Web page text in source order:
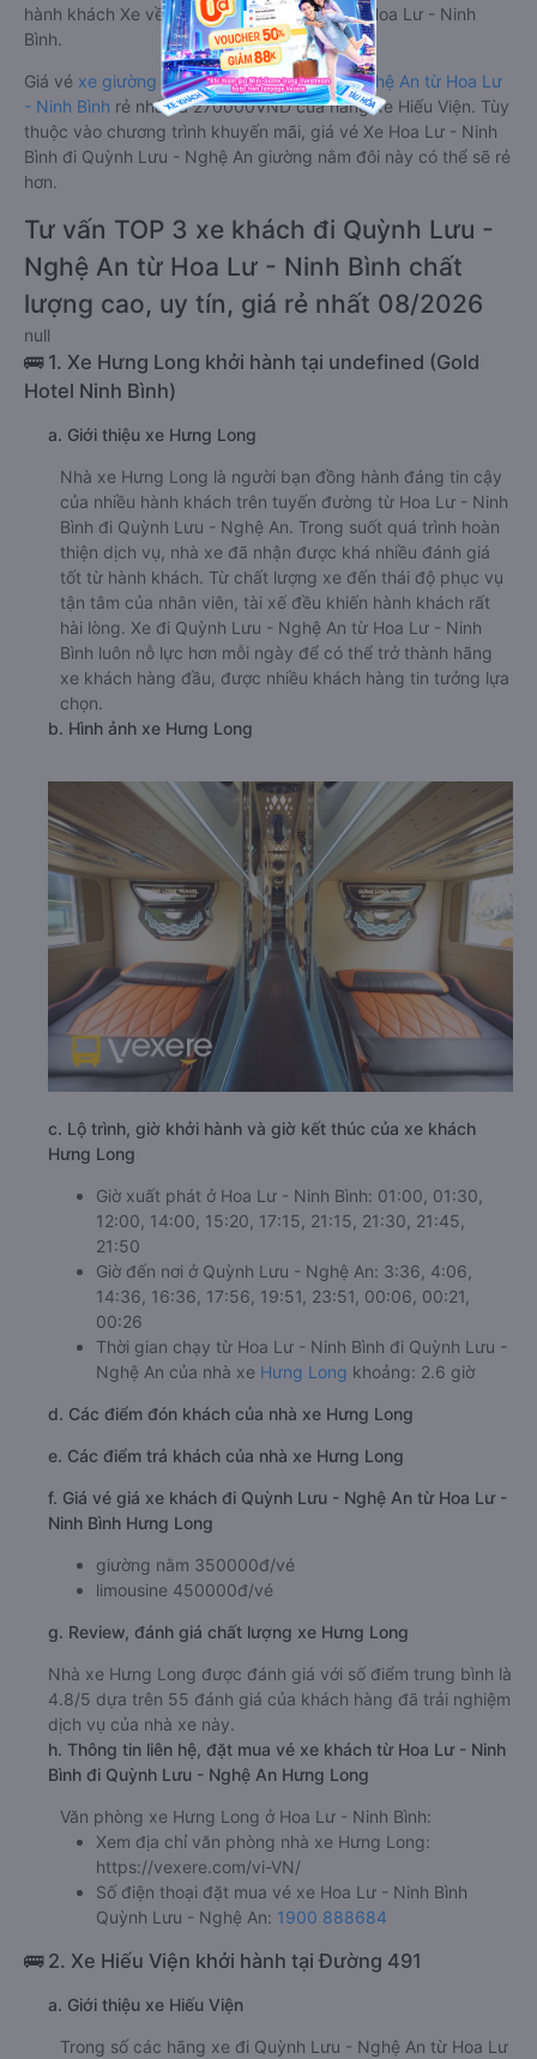
hành khách Xe về Quỳnh Lưu - Nghệ An từ Hoa Lư - Ninh
Bình.
Giá vé xe giường nằm đôi đi Quỳnh Lưu - Nghệ An từ Hoa Lư
- Ninh Bình rẻ nhất là 270000VND của hãng xe Hiếu Viện. Tùy
thuộc vào chương trình khuyến mãi, giá vé Xe Hoa Lư - Ninh
Bình đi Quỳnh Lưu - Nghệ An giường nằm đôi này có thể sẽ rẻ
hơn.
Tư vấn TOP 3 xe khách đi Quỳnh Lưu -
Nghệ An từ Hoa Lư - Ninh Bình chất
lượng cao, uy tín, giá rẻ nhất 08/2026
null
🚌 1. Xe Hưng Long khởi hành tại undefined (Gold
Hotel Ninh Bình)
a. Giới thiệu xe Hưng Long
Nhà xe Hưng Long là người bạn đồng hành đáng tin cậy
của nhiều hành khách trên tuyến đường từ Hoa Lư - Ninh
Bình đi Quỳnh Lưu - Nghệ An. Trong suốt quá trình hoàn
thiện dịch vụ, nhà xe đã nhận được khá nhiều đánh giá
tốt từ hành khách. Từ chất lượng xe đến thái độ phục vụ
tận tâm của nhân viên, tài xế đều khiến hành khách rất
hài lòng. Xe đi Quỳnh Lưu - Nghệ An từ Hoa Lư - Ninh
Bình luôn nỗ lực hơn mỗi ngày để có thể trở thành hãng
xe khách hàng đầu, được nhiều khách hàng tin tưởng lựa
chọn.
b. Hình ảnh xe Hưng Long
c. Lộ trình, giờ khởi hành và giờ kết thúc của xe khách
Hưng Long
Giờ xuất phát ở Hoa Lư - Ninh Bình: 01:00, 01:30,
12:00, 14:00, 15:20, 17:15, 21:15, 21:30, 21:45,
21:50
Giờ đến nơi ở Quỳnh Lưu - Nghệ An: 3:36, 4:06,
14:36, 16:36, 17:56, 19:51, 23:51, 00:06, 00:21,
00:26
Thời gian chạy từ Hoa Lư - Ninh Bình đi Quỳnh Lưu -
Nghệ An của nhà xe Hưng Long khoảng: 2.6 giờ
d. Các điểm đón khách của nhà xe Hưng Long
e. Các điểm trả khách của nhà xe Hưng Long
f. Giá vé giá xe khách đi Quỳnh Lưu - Nghệ An từ Hoa Lư -
Ninh Bình Hưng Long
giường nằm 350000đ/vé
limousine 450000đ/vé
g. Review, đánh giá chất lượng xe Hưng Long
Nhà xe Hưng Long được đánh giá với số điểm trung bình là
4.8/5 dựa trên 55 đánh giá của khách hàng đã trải nghiệm
dịch vụ của nhà xe này.
h. Thông tin liên hệ, đặt mua vé xe khách từ Hoa Lư - Ninh
Bình đi Quỳnh Lưu - Nghệ An Hưng Long
Văn phòng xe Hưng Long ở Hoa Lư - Ninh Bình:
Xem địa chỉ văn phòng nhà xe Hưng Long:
https://vexere.com/vi-VN/
Số điện thoại đặt mua vé xe Hoa Lư - Ninh Bình
Quỳnh Lưu - Nghệ An: 1900 888684
🚌 2. Xe Hiếu Viện khởi hành tại Đường 491
a. Giới thiệu xe Hiếu Viện
Trong số các hãng xe đi Quỳnh Lưu - Nghệ An từ Hoa Lư